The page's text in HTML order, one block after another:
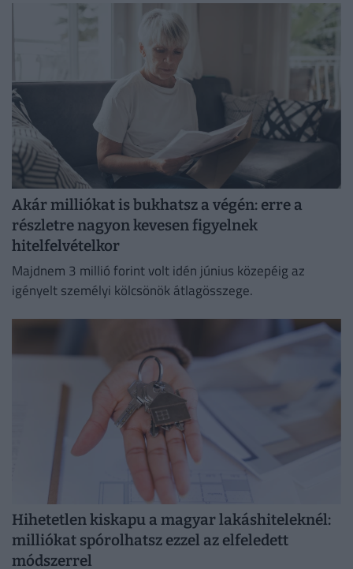
Akár milliókat is bukhatsz a végén: erre a
részletre nagyon kevesen figyelnek
hitelfelvételkor
Majdnem 3 millió forint volt idén június közepéig az
igényelt személyi kölcsönök átlagösszege.
Hihetetlen kiskapu a magyar lakáshiteleknél:
milliókat spórolhatsz ezzel az elfeledett
módszerrel